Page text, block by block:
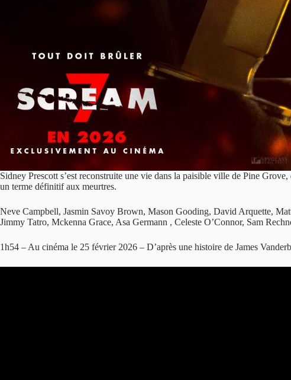
Sidney Prescott s’est reconstruite une vie dans la paisible ville de Pine
un terme définitif aux meurtres.
Neve Campbell, Jasmin Savoy Brown, Mason Gooding, David Arquette,
Jimmy Tatro, Mckenna Grace, Asa Germann , Celeste O’Connor, Sam
1h54 – Au cinéma le 25 février 2026 – D’après une histoire de James